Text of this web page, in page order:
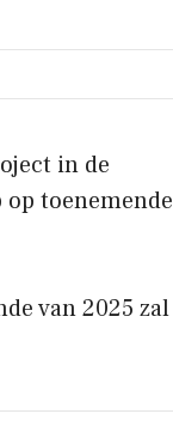
in de
toenemende
van 2025 zal